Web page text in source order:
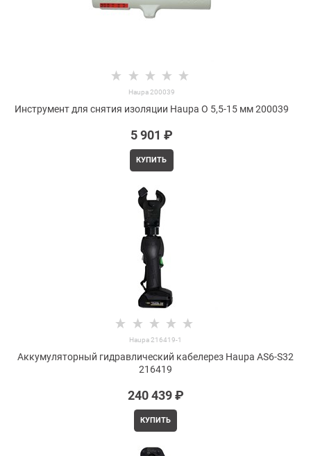
Haupa 200039
Инструмент для снятия изоляции Haupa O 5,5-15 мм 200039
5 901 ₽
КУПИТЬ
Haupa 216419-1
Аккумуляторный гидравлический кабелерез Haupa AS6-S32
216419
240 439 ₽
КУПИТЬ